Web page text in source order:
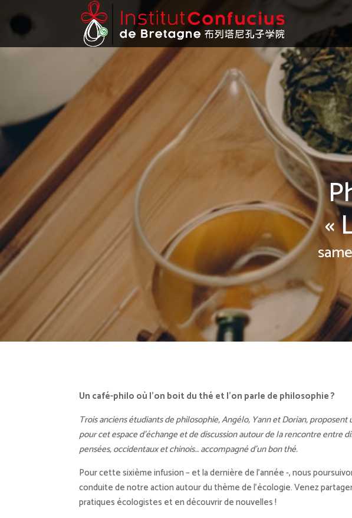
«
Un café-philo où l’on boit du thé et l’on parle de philosophie ?
Trois anciens étudiants de philosophie, Angélo, Yann et Dorian,
pour cet espace d’échange et de discussion autour de la rencontre entre
pensées, occidentaux et chinois… accompagné d’un bon thé.
Pour cette sixième infusion – et la dernière de l’année -, nous
conduite de notre action autour du thème de l’écologie. Venez
pratiques écologistes et en découvrir de nouvelles !